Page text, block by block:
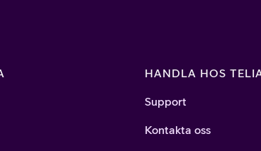
HANDLA HOS
Support
Kontakta oss